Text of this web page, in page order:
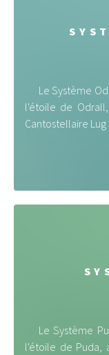
Le Système
l'étoile de
Cantostellaire Lug
Le Système
l'étoile de Puda,